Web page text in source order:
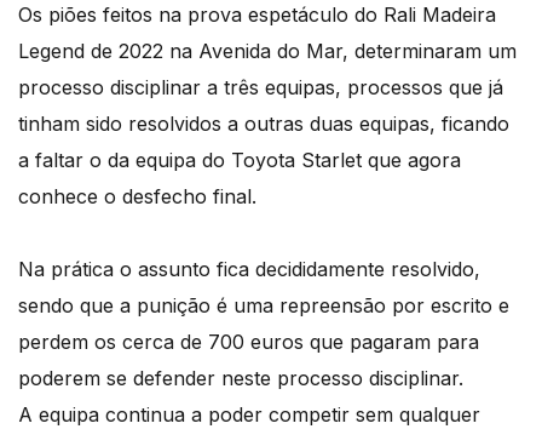
Os piões feitos na prova espetáculo do Rali Madeira
Legend de 2022 na Avenida do Mar, determinaram um
processo disciplinar a três equipas, processos que já
tinham sido resolvidos a outras duas equipas, ficando
a faltar o da equipa do Toyota Starlet que agora
conhece o desfecho final.
Na prática o assunto fica decididamente resolvido,
sendo que a punição é uma repreensão por escrito e
perdem os cerca de 700 euros que pagaram para
poderem se defender neste processo disciplinar.
A equipa continua a poder competir sem qualquer